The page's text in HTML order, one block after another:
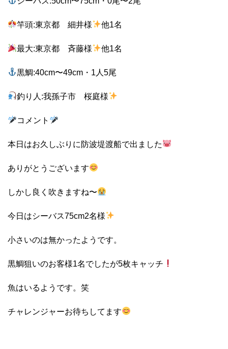
竿頭:東京都 細井様 他1名
最大:東京都 斉藤様 他1名
黒鯛:40cm〜49cm・1人5尾
釣り人:我孫子市 桜庭様
コメント
本日はお久しぶりに防波堤渡船で出ました
ありがとうございます
しかし良く吹きますね〜
今日はシーバス75cm2名様
小さいのは無かったようです。
黒鯛狙いのお客様1名でしたが5枚キャッチ
魚はいるようです。笑
チャレンジャーお待ちしてます